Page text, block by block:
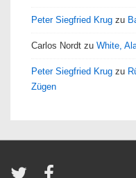
Peter Siegfried Krug zu
Carlos Nordt zu White,
Peter Siegfried Krug zu
Zügen